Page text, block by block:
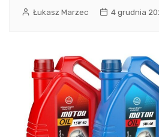
Łukasz Marzec 4 grudnia